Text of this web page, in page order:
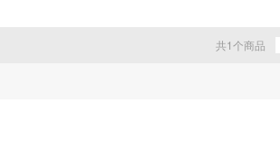
共1个商品